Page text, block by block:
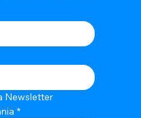
Newsletter
*